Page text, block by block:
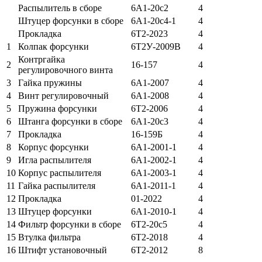
Распылитель в сборе 6А1-20с2
4
Штуцер форсунки в сборе
6А1-20с4-1
4
Прокладка
6Т2-2023
4
1
Колпак форсунки 6Т2У-2009В
4
2
Контргайка
регулировочного винта
16-157
4
3
Гайка пружины 6А1-2007
4
4
Винт регулировочный 6А1-2008
4
5
Пружина форсунки 6Т2-2006
4
6
Штанга форсунки в сборе 6А1-20с3
4
7
Прокладка 16-159Б
4
8
Корпус форсунки 6А1-2001-1
4
9
Игла распылителя 6А1-2002-1
4
10 Корпус распылителя 6А1-2003-1
4
11 Гайка распылителя 6А1-2011-1
4
12 Прокладка 01-2022
4
13 Штуцер форсунки 6А1-2010-1
4
14 Фильтр форсунки в сборе 6Т2-20с5
4
15 Втулка фильтра 6Т2-2018
4
16 Штифт установочный 6Т2-2012 8